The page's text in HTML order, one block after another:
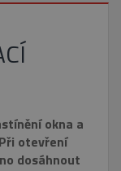
okna a
otevření
dosáhnout